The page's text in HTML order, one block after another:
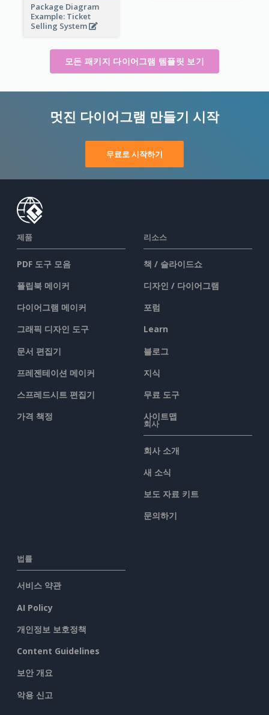
Package Diagram
Example: Ticket
Selling System
모든 패키지 다이어그램 템플릿 보기
멋진 다이어그램 만들기 시작
무료로 시작하기
제품
PDF 도구 모음
플립북 메이커
다이어그램 메이커
그래픽 디자인 도구
문서 편집기
프레젠테이션 메이커
스프레드시트 편집기
가격 책정
리소스
책 / 슬라이드쇼
디자인 / 다이어그램
포럼
Learn
블로그
지식
무료 도구
사이트맵
회사
회사 소개
새 소식
보도 자료 키트
문의하기
법률
서비스 약관
AI Policy
개인정보 보호정책
Content Guidelines
보안 개요
악용 신고